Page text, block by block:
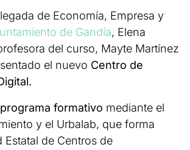
de Economía, Empresa y
de Gandía, Elena
del curso, Mayte Martínez
el nuevo Centro de
programa formativo mediante el
y el Urbalab, que forma
Estatal de Centros de